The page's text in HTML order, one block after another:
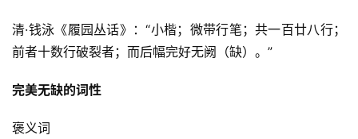
清·钱泳《履园丛话》：“小楷；微带行笔；共一百廿八行；
前者十数行破裂者；而后幅完好无阙（缺）。”
完美无缺的词性
褒义词